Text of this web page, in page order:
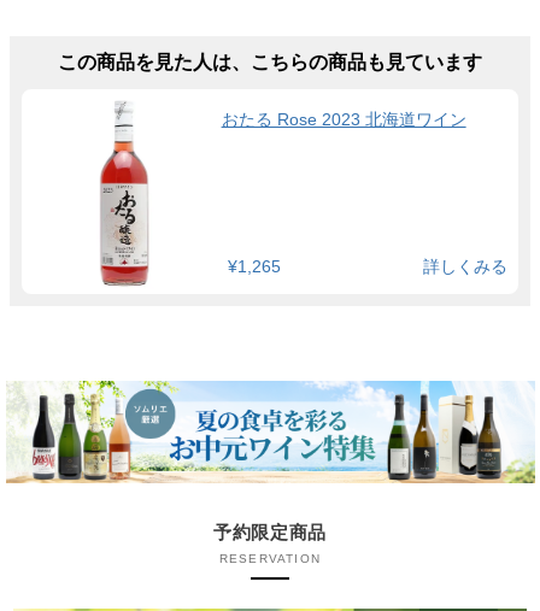
この商品を見た人は、こちらの商品も見ています
おたる Rose 2023 北海道ワイン
¥1,265 詳しくみる
予約限定商品
RESERVATION